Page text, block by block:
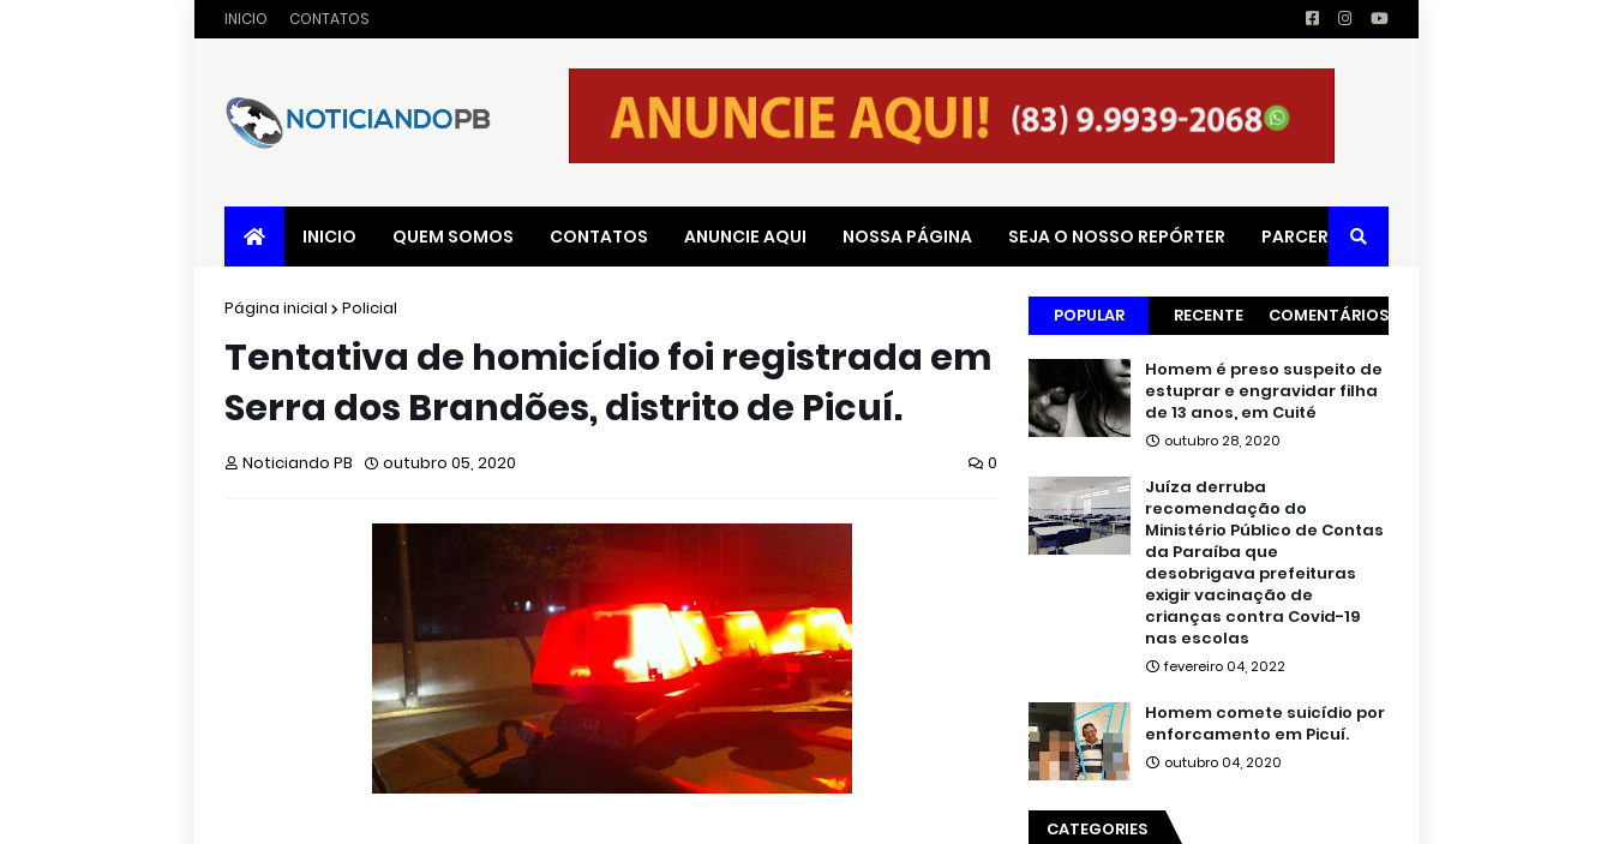
INICIO CONTATOS
INICIO QUEM SOMOS CONTATOS ANUNCIE AQUI NOSSA PÁGINA SEJA O NOSSO REPÓRTER PARCERIAS
Página inicial Policial
Tentativa de homicídio foi registrada em
Serra dos Brandões, distrito de Picuí.
Noticiando PB outubro 05, 2020 0
POPULAR RECENTE COMENTÁRIOS
Homem é preso suspeito de
estuprar e engravidar filha
de 13 anos, em Cuité
outubro 28, 2020
Juíza derruba
recomendação do
Ministério Público de Contas
da Paraíba que
desobrigava prefeituras
exigir vacinação de
crianças contra Covid-19
nas escolas
fevereiro 04, 2022
Homem comete suicídio por
enforcamento em Picuí.
outubro 04, 2020
CATEGORIES